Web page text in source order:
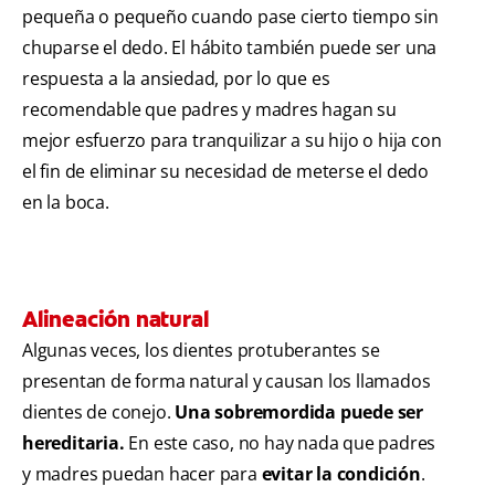
pequeña o pequeño cuando pase cierto tiempo sin
chuparse el dedo. El hábito también puede ser una
respuesta a la ansiedad, por lo que es
recomendable que padres y madres hagan su
mejor esfuerzo para tranquilizar a su hijo o hija con
el fin de eliminar su necesidad de meterse el dedo
en la boca.
Alineación natural
Algunas veces, los dientes protuberantes se
presentan de forma natural y causan los llamados
dientes de conejo. Una sobremordida puede ser
hereditaria. En este caso, no hay nada que padres
y madres puedan hacer para evitar la condición.